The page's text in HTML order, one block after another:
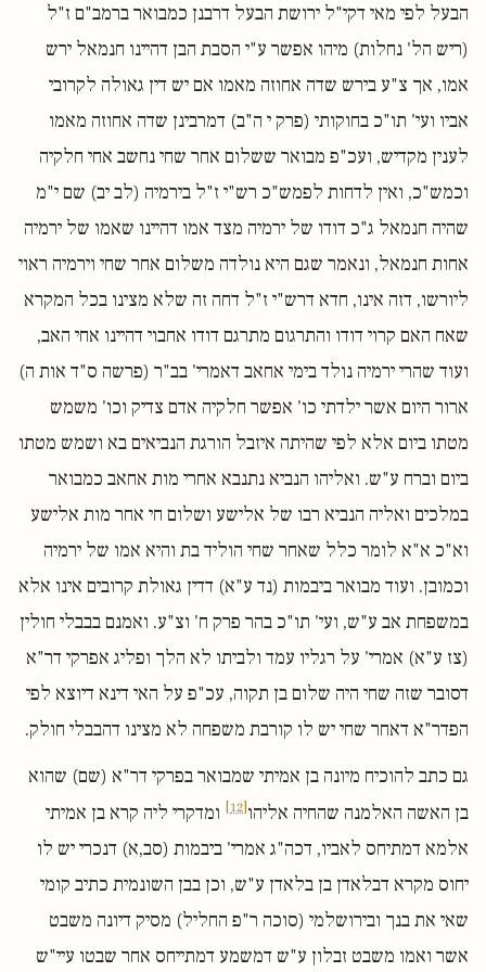
הבעל לפי מאי דקי"ל ירושת הבעל דרבנן כמבואר ברמב"ם ז"ל
(ריש הל' נחלות) מיהו אפשר ע"י הסבת הבן דהיינו חנמאל ירש
אמו, אך צ"ע בירש שדה אחוזה מאמו אם יש דין גאולה לקרובי
אביו ועי' תו"כ בחוקותי (פרק י ה"ב) דמרבינן שדה אחוזה מאמו
לענין מקדיש, ועכ"פ מבואר ששלום אחר שחי נחשב אחי חלקיה
וכמש"כ, ואין לדחות לפמש"כ רש"י ז"ל בירמיה (לב יב) שם י"מ
שהיה חנמאל ג"כ דודו של ירמיה מצד אמו דהיינו שאמו של ירמיה
אחות חנמאל, ונאמר שגם היא נולדה משלום אחר שחי וירמיה ראוי
ליורשו, דזה אינו, חדא דרש"י ז"ל דחה זה שלא מצינו בכל המקרא
שאח האם קרוי דודו והתרגום מתרגם דודו אחבוי דהיינו אחי האב,
ועוד שהרי ירמיה נולד בימי אחאב דאמרי' בב"ר (פרשה ס"ד אות ה)
ארור היום אשר ילדתי כו' אפשר חלקיה אדם צדיק וכו' משמש
מטתו ביום אלא לפי שהיתה איזבל הורגת הנביאים בא ושמש מטתו
ביום וברח ע"ש. ואליהו הנביא נתנבא אחרי מות אחאב כמבואר
במלכים ואליה הנביא רבו של אלישע ושלום חי אחר מות אלישע
וא"כ א"א לומר כלל שאחר שחי הוליד בת והיא אמו של ירמיה
וכמובן. ועוד מבואר ביבמות (נד ע"א) דדין גאולת קרובים אינו אלא
במשפחת אב ע"ש, ועי' תו"כ בהר פרק ח' וצ"ע. ואמנם בבבלי חולין
(צז ע"א) אמרי' על רגליו עמד ולביתו לא הלך ופליג אפרקי דר"א
דסובר שזה שחי היה שלום בן תקוה, עכ"פ על האי דינא דיוצא לפי
הפדר"א דאחר שחי יש לו קורבת משפחה לא מצינו דהבבלי חולק.
גם כתב להוכיח מיונה בן אמיתי שמבואר בפרקי דר"א (שם) שהוא
בן האשה האלמנה שהחיה אליהו[12]
ומדקרי ליה קרא בן אמיתי
אלמא דמתיחס לאביו, דכה"ג אמרי' ביבמות (סב,א) דנכרי יש לו
יחוס מקרא דבלאדן בן בלאדן ע"ש, וכן בבן השונמית כתיב קומי
שאי את בנך ובירושלמי (סוכה ר"פ החליל) מסיק דיונה משבט
אשר ואמו משבט זבלון ע"ש דמשמע דמתייחס אחר שבטו עיי"ש